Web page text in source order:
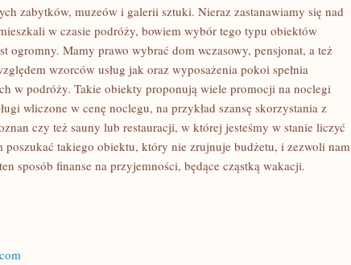
zabytków, muzeów i galerii sztuki. Nieraz zastanawiamy się nad
w czasie podróży, bowiem wybór tego typu obiektów
ogromny. Mamy prawo wybrać dom wczasowy, pensjonat, a też
wzorców usług jak oraz wyposażenia pokoi spełnia
w podróży. Takie obiekty proponują wiele promocji na noclegi
wliczone w cenę noclegu, na przykład szansę skorzystania z
czy też sauny lub restauracji, w której jesteśmy w stanie liczyć
poszukać takiego obiektu, który nie zrujnuje budżetu, i zezwoli nam
sposób finanse na przyjemności, będące cząstką wakacji.